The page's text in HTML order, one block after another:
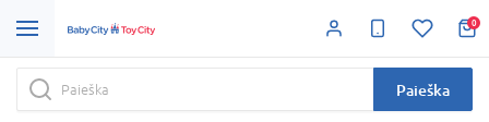
0
Paieška